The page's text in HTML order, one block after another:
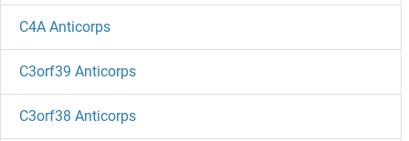
C4A Anticorps
C3orf39 Anticorps
C3orf38 Anticorps